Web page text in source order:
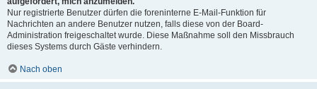
Nur registrierte Benutzer dürfen die foreninterne E-Mail-Funktion für
Nachrichten an andere Benutzer nutzen, falls diese von der Board-
Administration freigeschaltet wurde. Diese Maßnahme soll den Missbrauch
dieses Systems durch Gäste verhindern.
Nach oben